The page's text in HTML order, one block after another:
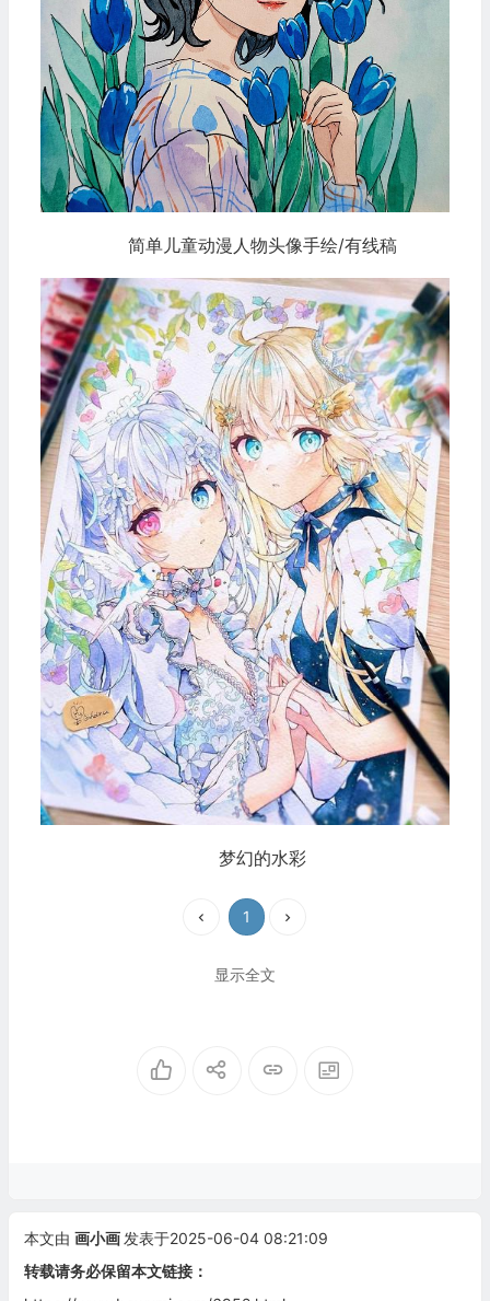
简单儿童动漫人物头像手绘/有线稿
梦幻的水彩
1
显示全文
本文由 画小画 发表于2025-06-04 08:21:09
转载请务必保留本文链接：